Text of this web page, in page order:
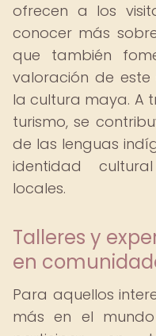
ofrecen a los
conocer más
que también
valoración de
la cultura maya. A
turismo, se
de las lenguas
identidad
locales.
Talleres y
en
Para aquellos
más en el